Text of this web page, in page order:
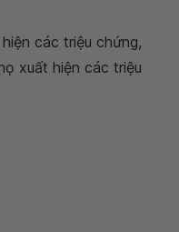
các triệu chứng,
xuất hiện các triệu